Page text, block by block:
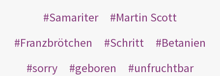
Samariter
Martin Scott
Franzbrötchen
Schritt
Betanien
sorry
geboren
unfruchtbar